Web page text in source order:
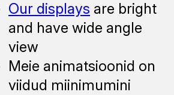
Our displays are bright
and have wide angle
view
Meie animatsioonid on
viidud miinimumini